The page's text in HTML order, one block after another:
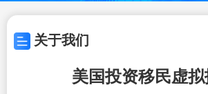
关于我们
美国投资移民虚